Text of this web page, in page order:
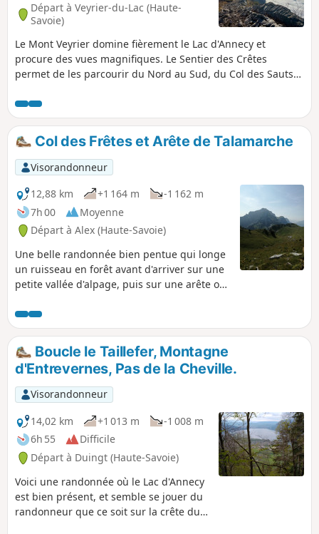
Départ à Veyrier-du-Lac (Haute-
Savoie)
Le Mont Veyrier domine fièrement le Lac d'Annecy et
procure des vues magnifiques. Le Sentier des Crêtes
permet de les parcourir du Nord au Sud, du Col des Sauts
distances en partant du Hameau de la Combe, au centre du
versant Ouest, avec deux passages quelque peu escarpés
aux extrémités du parcours de crête.
Col des Frêtes et Arête de Talamarche
Visorandonneur
12,88 km
+1 164 m
-1 162 m
7h 00
Moyenne
Départ à Alex (Haute-Savoie)
Une belle randonnée bien pentue qui longe
un ruisseau en forêt avant d'arriver sur une
petite vallée d'alpage, puis sur une arête où
Boucle le Taillefer, Montagne
d'Entrevernes, Pas de la Cheville.
Visorandonneur
14,02 km
+1 013 m
-1 008 m
6h 55
Difficile
Départ à Duingt (Haute-Savoie)
Voici une randonnée où le Lac d'Annecy
est bien présent, et semble se jouer du
randonneur que ce soit sur la crête du